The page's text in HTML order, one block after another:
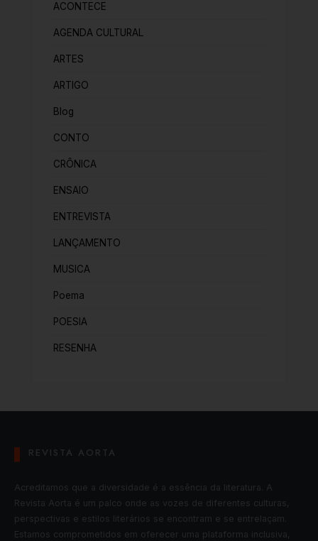
ACONTECE
AGENDA CULTURAL
ARTES
ARTIGO
Blog
CONTO
CRÔNICA
ENSAIO
ENTREVISTA
LANÇAMENTO
MUSICA
Poema
POESIA
RESENHA
REVISTA AORTA
Acreditamos que a diversidade é a essência da literatura. A
Revista Aorta é um palco onde as vozes de diferentes culturas,
perspectivas e estilos literários se encontram e se entrelaçam.
Estamos comprometidos em oferecer uma plataforma inclusiva,